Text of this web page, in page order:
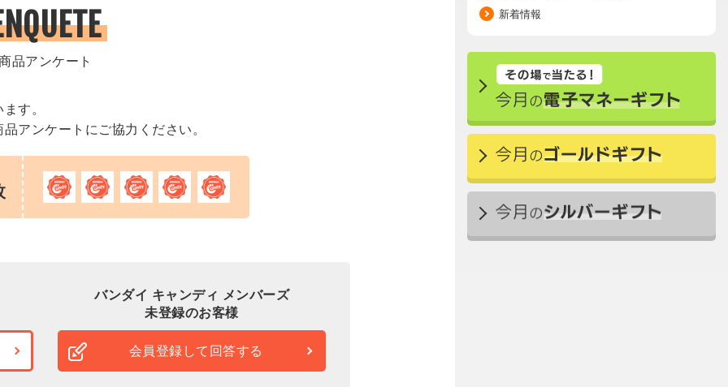
品アンケート
す。
アンケートにご協力ください。
バンダイ キャンディ メンバーズ
未登録のお客様
会員登録して回答する
新着情報